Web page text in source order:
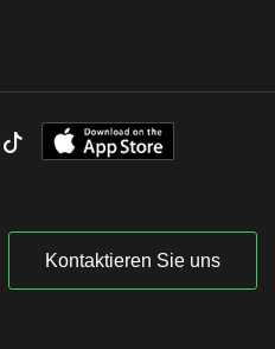
Kontaktieren Sie uns